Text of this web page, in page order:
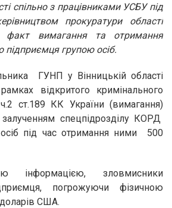
спільно з працівниками УСБУ під
прокуратури області
факт вимагання та отримання
підприємця групою осіб.
ГУНП у Вінницькій області
відкритого кримінального
ст.189 КК України (вимагання)
залученням спецпідрозділу КОРД
під час отримання ними 500
інформацією, зловмисники
погрожуючи фізичною
США.